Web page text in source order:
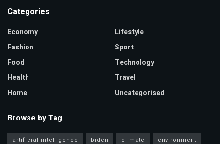
Categories
Economy
Fashion
Food
Health
Home
Lifestyle
Sport
Technology
Travel
Uncategorised
Browse by Tag
artificial-intelligence biden climate environment